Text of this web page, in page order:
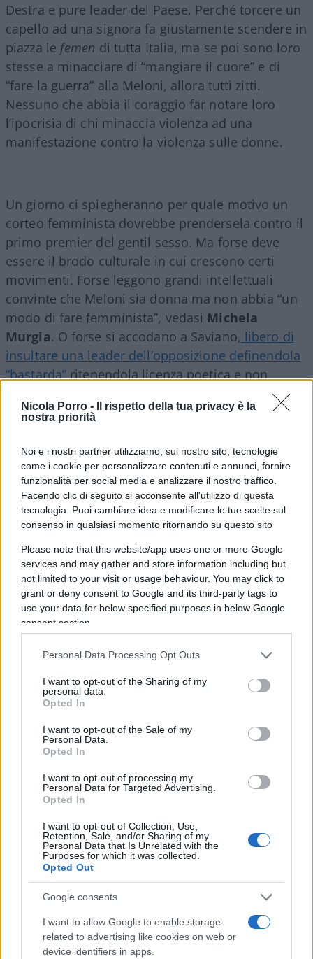
Nicola Porro -
Il rispetto della tua privacy è la
nostra priorità
Noi e i nostri partner utilizziamo, sul nostro sito, tecnologie
come i cookie per personalizzare contenuti e annunci, fornire
funzionalità per social media e analizzare il nostro traffico.
Facendo clic di seguito si acconsente all'utilizzo di questa
tecnologia. Puoi cambiare idea e modificare le tue scelte sul
consenso in qualsiasi momento ritornando su questo sito
Please note that this website/app uses one or more Google
services and may gather and store information including but
not limited to your visit or usage behaviour. You may click to
grant or deny consent to Google and its third-party tags to
use your data for below specified purposes in below Google
consent section.
Personal Data Processing Opt Outs
I want to opt-out of the Sharing of my
personal data.
Opted In
I want to opt-out of the Sale of my
Personal Data.
Opted In
I want to opt-out of processing my
Personal Data for Targeted Advertising.
Opted In
I want to opt-out of Collection, Use,
Retention, Sale, and/or Sharing of my
Personal Data that Is Unrelated with the
Purposes for which it was collected.
Opted Out
Google consents
I want to allow Google to enable storage
related to advertising like cookies on web or
device identifiers in apps.
Destra e pure leader del Paese. Perché torcere un
capello ad una signora fa giustamente scendere in
piazza le femen di tutta Italia, ma se poi sono loro
stesse a minacciare di “mangiare il cuore” e di
“fare la guerra” alla Meloni, allora tutti zitti.
Nessuno che abbia il coraggio far notare loro
l’ipocrisia di chi minaccia violenza ad una
manifestazione contro la violenza sulle donne.
Un giorno ci spiegheranno per quale motivo un
corteo femminista dovrebbe prendersela contro il
primo premier del gentil sesso. Ma forse deve
essere il brodo culturale in cui crescono certi
movimenti. Forse leggono grandi intellettuali
convinte che Meloni sia donna ma non abbia “un
modo di fare femminista”, vedasi Michela
Murgia. O forse si accodano a Saviano, libero di
insultare una leader dell’opposizione definendola
“bastarda” ritenendola licenza poetica e non
maleducazione maschilista. Allora perché stupirsi?
dall’agenzia Dire, per capire la bassezza del
ragionamento. Accusano il governo di “fare
violenza” contro le donne. Un esecutivo “che ci
attacca”. E dove? Su cosa? Ha forse vietato le
riunioni dellefemene reintrodotto loius prime
noctis? Siamo forse finiti sotto un regime
talebano, con la scuola vietata alle bambine e il
velo imposto ad ogni adolescente? No. Le
femministe lamentano un governo, appena
insediato, che “non dà nulla per il lavoro” e “vuole
tutto questo col femminismo?Un fico secco.
Rivendicazioni grilline, più che contro la violenza
sul gentil sesso. Come non c’entra una mazza
donne utili solo a fare figli per le fabbriche e per
la guerra”. Ma dove lo hanno letto? Nel
programma di Fratelli d’Italia no di certo,
possiamo testimoniarlo.
Appare ormai chiaro si tratti solo di contestazioni
pretestuose, la maggior parte delle volte intrise di
quell’odio che si giura di voler combattere. Donne
che odiano le donne, anzi una donna sola. Donne
che vorrebbero “mangiare il cuore” a
Giorgia
Meloni, anche se giurano sia “una citazione” del